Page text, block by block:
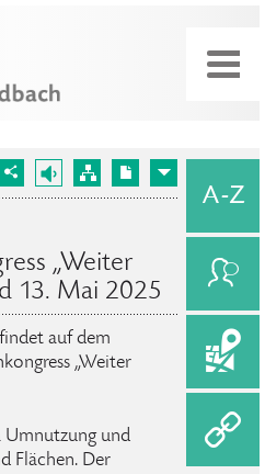
„Weiter
13. Mai 2025
auf dem
„Weiter
Umnutzung und
Flächen. Der